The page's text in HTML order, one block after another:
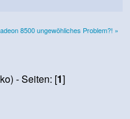
8500 ungewöhliches Problem?! »
- Seiten: [1]